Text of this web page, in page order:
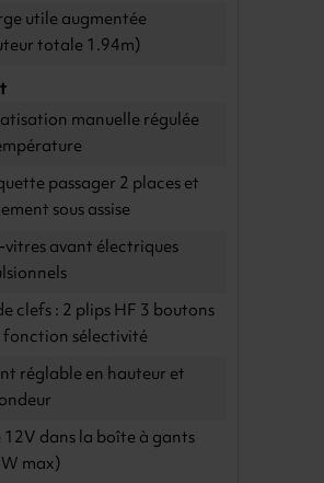
utile augmentée
totale 1.94m)
manuelle régulée
passager 2 places et
sous assise
vitres avant électriques
clefs : 2 plips HF 3 boutons
fonction sélectivité
réglable en hauteur et
12V dans la boîte à gants
max)